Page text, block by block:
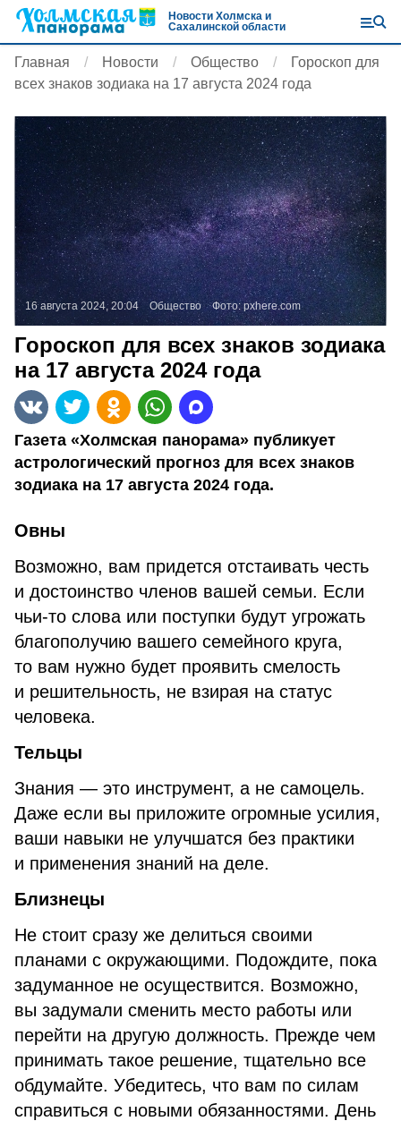
Новости Холмска и
Сахалинской области
Главная Новости Общество
Гороскоп для
всех знаков зодиака на 17 августа 2024 года
16 августа 2024, 20:04 Общество Фото:pxhere.com
Гороскоп для всех знаков зодиака
на 17 августа 2024 года
Газета «Холмская панорама» публикует
астрологический прогноз для всех знаков
зодиака на 17 августа 2024 года.
Овны
Возможно, вам придется отстаивать честь
и достоинство членов вашей семьи. Если
чьи-то слова или поступки будут угрожать
благополучию вашего семейного круга,
то вам нужно будет проявить смелость
и решительность, не взирая на статус
человека.
Тельцы
Знания — это инструмент, а не самоцель.
Даже если вы приложите огромные усилия,
ваши навыки не улучшатся без практики
и применения знаний на деле.
Близнецы
Не стоит сразу же делиться своими
планами с окружающими. Подождите, пока
задуманное не осуществится. Возможно,
вы задумали сменить место работы или
перейти на другую должность. Прежде чем
принимать такое решение, тщательно все
обдумайте. Убедитесь, что вам по силам
справиться с новыми обязанностями. День